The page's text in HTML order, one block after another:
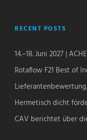
RECENT POSTS
14.–18. Juni 2027 |
Rotaflow F21 Best of
Hermetisch dicht
CAV berichtet über